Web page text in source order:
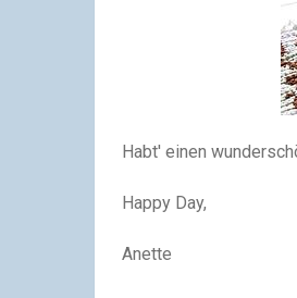
Habt' einen
Happy Day,
Anette